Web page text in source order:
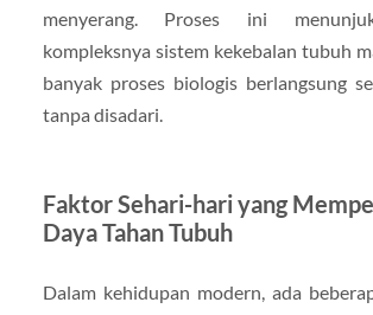
menyerang. Proses ini
kompleksnya sistem kekebalan tubuh
banyak proses biologis berlangsung
tanpa disadari.
Faktor Sehari-hari yang
Daya Tahan Tubuh
Dalam kehidupan modern, ada